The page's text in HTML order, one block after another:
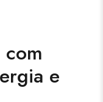
com
e